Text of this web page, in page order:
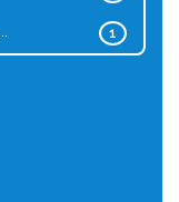
1